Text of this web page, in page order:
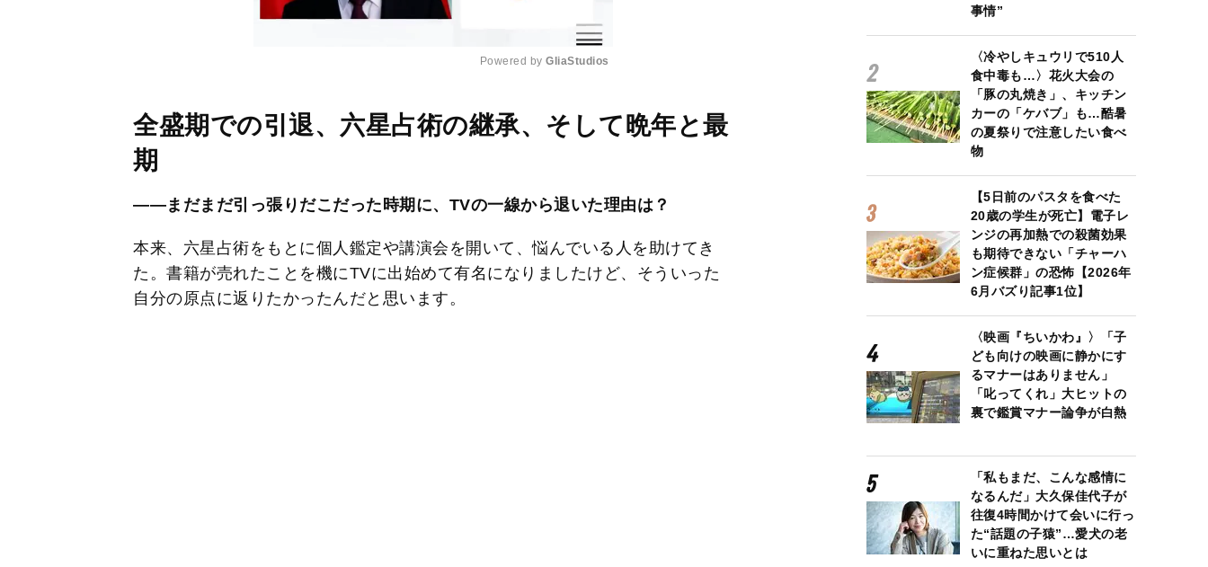
M
Powered by GliaStudios
全盛期での引退、六星占術の継承、そして晩年と最
期
――まだまだ引っ張りだこだった時期に、TVの一線から退いた理由は？
本来、六星占術をもとに個人鑑定や講演会を開いて、悩んでいる人を助けてき
た。書籍が売れたことを機にTVに出始めて有名になりましたけど、そういった
自分の原点に返りたかったんだと思います。
事情”
〈冷やしキュウリで510人
食中毒も…〉花火大会の
「豚の丸焼き」、キッチン
カーの「ケバブ」も…酷暑
の夏祭りで注意したい食べ
物
【5日前のパスタを食べた
20歳の学生が死亡】電子レ
ンジの再加熱での殺菌効果
も期待できない「チャーハ
ン症候群」の恐怖【2026年
6月バズり記事1位】
〈映画『ちいかわ』〉「子
ども向けの映画に静かにす
るマナーはありません」
「叱ってくれ」大ヒットの
裏で鑑賞マナー論争が白熱
「私もまだ、こんな感情に
なるんだ」大久保佳代子が
往復4時間かけて会いに行っ
た“話題の子猿”…愛犬の老
いに重ねた思いとは